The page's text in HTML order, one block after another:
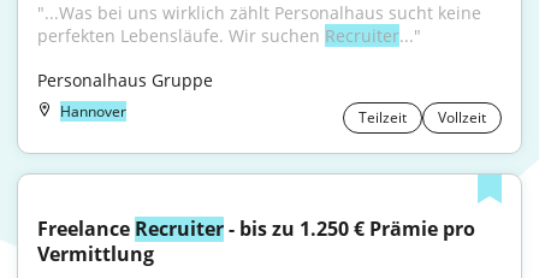
"...Was bei uns wirklich zählt Personalhaus sucht keine
perfekten Lebensläufe. Wir suchen Recruiter..."
Personalhaus Gruppe
Hannover Teilzeit Vollzeit
Freelance Recruiter - bis zu 1.250 € Prämie pro
Vermittlung